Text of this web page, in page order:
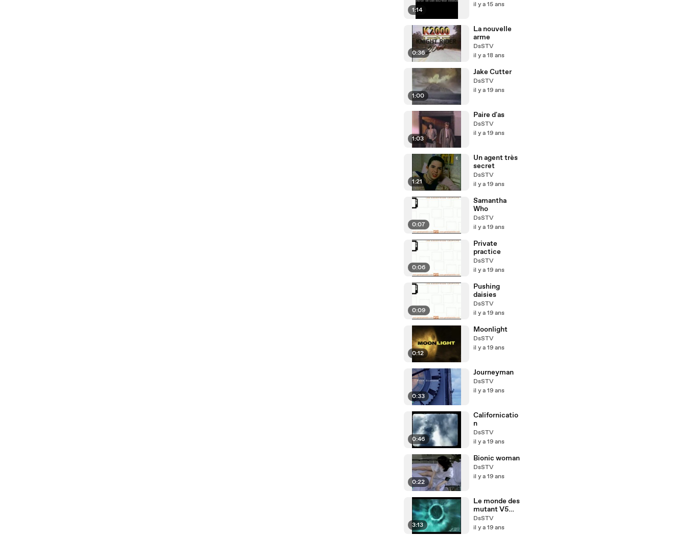
1:14
il y a 15 ans
0:36
La nouvelle
arme
DsSTV
il y a 18 ans
1:00
Jake Cutter
DsSTV
il y a 19 ans
1:03
Paire d'as
DsSTV
il y a 19 ans
1:21
Un agent très
secret
DsSTV
il y a 19 ans
0:07
Samantha
Who
DsSTV
il y a 19 ans
0:06
Private
practice
DsSTV
il y a 19 ans
0:09
Pushing
daisies
DsSTV
il y a 19 ans
0:12
Moonlight
DsSTV
il y a 19 ans
0:33
Journeyman
DsSTV
il y a 19 ans
0:46
Californicatio
n
DsSTV
il y a 19 ans
0:22
Bionic woman
DsSTV
il y a 19 ans
3:13
Le monde des
mutant V5
phase 2
DsSTV
il y a 19 ans